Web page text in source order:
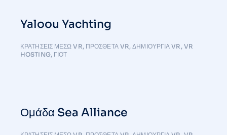
Yaloou Yachting
ΚΡΑΤΉΣΕΙΣ ΜΈΣΩ VR, ΠΡΌΣΘΕΤΑ VR,ΔΗΜΙΟΥΡΓΊΑ VR , VR
HOSTING, ΓΙΟΤ
Ομάδα Sea Alliance